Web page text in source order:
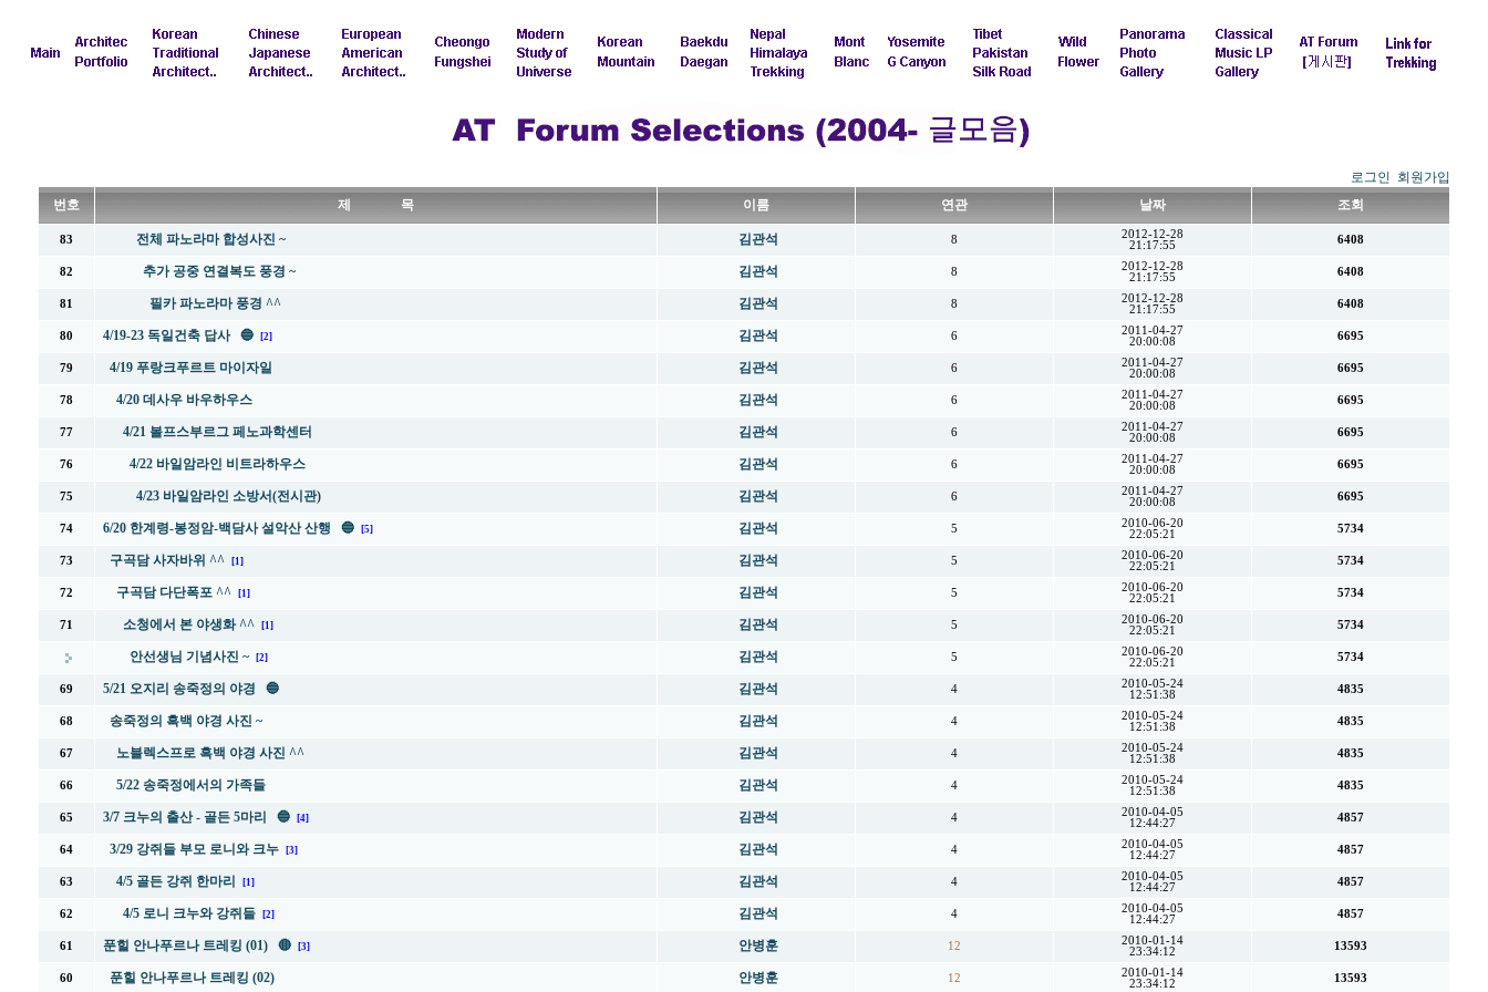
로그인 회원가입
번호
제 목 이름 연관 날짜 조회
83 전체 파노라마 합성사진 ~ 김관석 8
2012-12-28
21:17:55
6408
82 추가 공중 연결복도 풍경 ~ 김관석 8
2012-12-28
21:17:55
6408
81 필카 파노라마 풍경 ^^ 김관석 8
2012-12-28
21:17:55
6408
80 4/19-23 독일건축 답사 🔵 [2] 김관석 6
2011-04-27
20:00:08
6695
79 4/19 푸랑크푸르트 마이자일 김관석 6
2011-04-27
20:00:08
6695
78 4/20 데사우 바우하우스 김관석 6
2011-04-27
20:00:08
6695
77 4/21 볼프스부르그 페노과학센터 김관석 6
2011-04-27
20:00:08
6695
76 4/22 바일암라인 비트라하우스 김관석 6
2011-04-27
20:00:08
6695
75 4/23 바일암라인 소방서(전시관) 김관석 6
2011-04-27
20:00:08
6695
74 6/20 한계령-봉정암-백담사 설악산 산행 🔵 [5] 김관석 5
2010-06-20
22:05:21
5734
73 구곡담 사자바위 ^^ [1] 김관석 5
2010-06-20
22:05:21
5734
72 구곡담 다단폭포 ^^ [1] 김관석 5
2010-06-20
22:05:21
5734
71 소청에서 본 야생화 ^^ [1] 김관석 5
2010-06-20
22:05:21
5734
안선생님 기념사진 ~ [2] 김관석 5
2010-06-20
22:05:21
5734
69 5/21 오지리 송죽정의 야경 🔵 김관석 4
2010-05-24
12:51:38
4835
68 송죽정의 흑백 야경 사진 ~ 김관석 4
2010-05-24
12:51:38
4835
67 노블렉스프로 흑백 야경 사진 ^^ 김관석 4
2010-05-24
12:51:38
4835
66 5/22 송죽정에서의 가족들 김관석 4
2010-05-24
12:51:38
4835
65 3/7 크누의 출산 - 골든 5마리 🔵 [4] 김관석 4
2010-04-05
12:44:27
4857
64 3/29 강쥐들 부모 로니와 크누 [3] 김관석 4
2010-04-05
12:44:27
4857
63 4/5 골든 강쥐 한마리 [1] 김관석 4
2010-04-05
12:44:27
4857
62 4/5 로니 크누와 강쥐들 [2] 김관석 4
2010-04-05
12:44:27
4857
61 푼힐 안나푸르나 트레킹 (01) 🔴 [3] 안병훈 12
2010-01-14
23:34:12
13593
60 푼힐 안나푸르나 트레킹 (02) 안병훈 12
2010-01-14
23:34:12
13593